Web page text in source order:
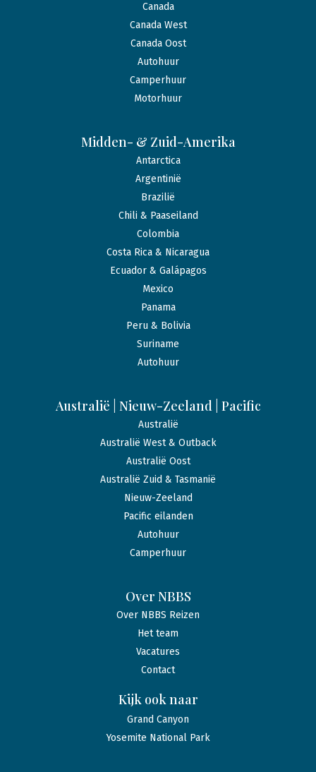
Canada
Canada West
Canada Oost
Autohuur
Camperhuur
Motorhuur
Midden- & Zuid-Amerika
Antarctica
Argentinië
Brazilië
Chili & Paaseiland
Colombia
Costa Rica & Nicaragua
Ecuador & Galápagos
Mexico
Panama
Peru & Bolivia
Suriname
Autohuur
Australië | Nieuw-Zeeland | Pacific
Australië
Australië West & Outback
Australië Oost
Australië Zuid & Tasmanië
Nieuw-Zeeland
Pacific eilanden
Autohuur
Camperhuur
Over NBBS
Over NBBS Reizen
Het team
Vacatures
Contact
Kijk ook naar
Grand Canyon
Yosemite National Park